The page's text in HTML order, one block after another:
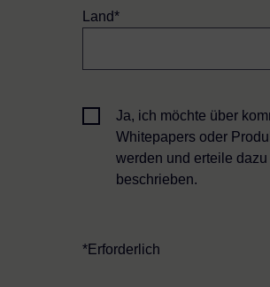
Land*
Ja, ich möchte über
Whitepapers oder
werden und erteile
beschrieben.
*Erforderlich